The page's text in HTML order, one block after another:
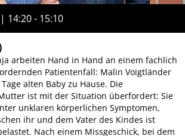
14:20 - 15:10
arbeiten Hand in Hand an einem fachlich
Patientenfall: Malin Voigtländer
alten Baby zu Hause. Die
ist mit der Situation überfordert: Sie
unklaren körperlichen Symptomen,
ihr und dem Vater des Kindes ist
Nach einem Missgeschick, bei dem